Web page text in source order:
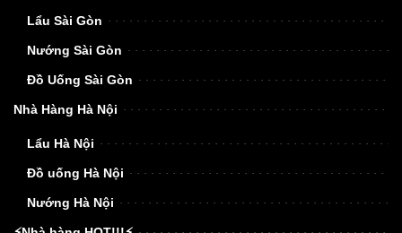
Lẩu Sài Gòn
Nướng Sài Gòn
Đồ Uống Sài Gòn
Nhà Hàng Hà Nội
Lẩu Hà Nội
Đồ uống Hà Nội
Nướng Hà Nội